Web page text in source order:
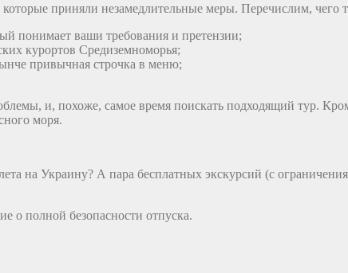
приняли незамедлительные меры. Перечислим, чего
понимает ваши требования и претензии;
курортов Средиземноморья;
привычная строчка в меню;
и, похоже, самое время поискать подходящий тур.
моря.
на Украину? А пара бесплатных экскурсий (с
о полной безопасности отпуска.